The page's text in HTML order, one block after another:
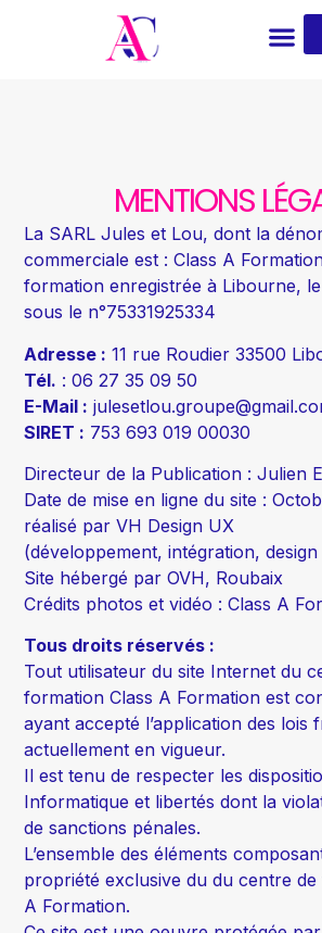
MENTIONS
La SARL Jules et Lou, dont la
commerciale est : Class A
formation enregistrée à Libourne,
sous le n°75331925334
Adresse : 11 rue Roudier 33500
Tél. : 06 27 35 09 50
E-Mail :
SIRET : 753 693 019 00030
Directeur de la Publication : Julien
Date de mise en ligne du site :
réalisé par VH Design UX
(développement, intégration,
Site hébergé par OVH, Roubaix
Crédits photos et vidéo : Class A
Tous droits réservés :
Tout utilisateur du site Internet du
formation Class A Formation est
ayant accepté l’application des lois
actuellement en vigueur.
Il est tenu de respecter les
Informatique et libertés dont la
de sanctions pénales.
L’ensemble des éléments
propriété exclusive du du centre de
A Formation.